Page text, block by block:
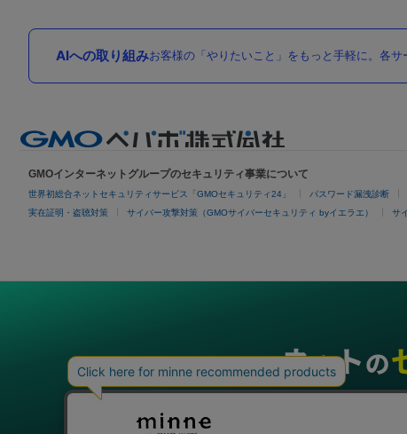
AIへの取り組みお客様の「やりたいこと」をもっと手軽に。各
GMOインターネットグループのセキュリティ事業について
世界初総合ネットセキュリティサービス「GMOセキュリティ24」 パスワード漏洩診断
実在証明・盗聴対策 サイバー攻撃対策（GMOサイバーセキュリティ byイエラエ） サ